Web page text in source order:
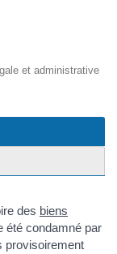
et administrative
des biens
été condamné par
provisoirement